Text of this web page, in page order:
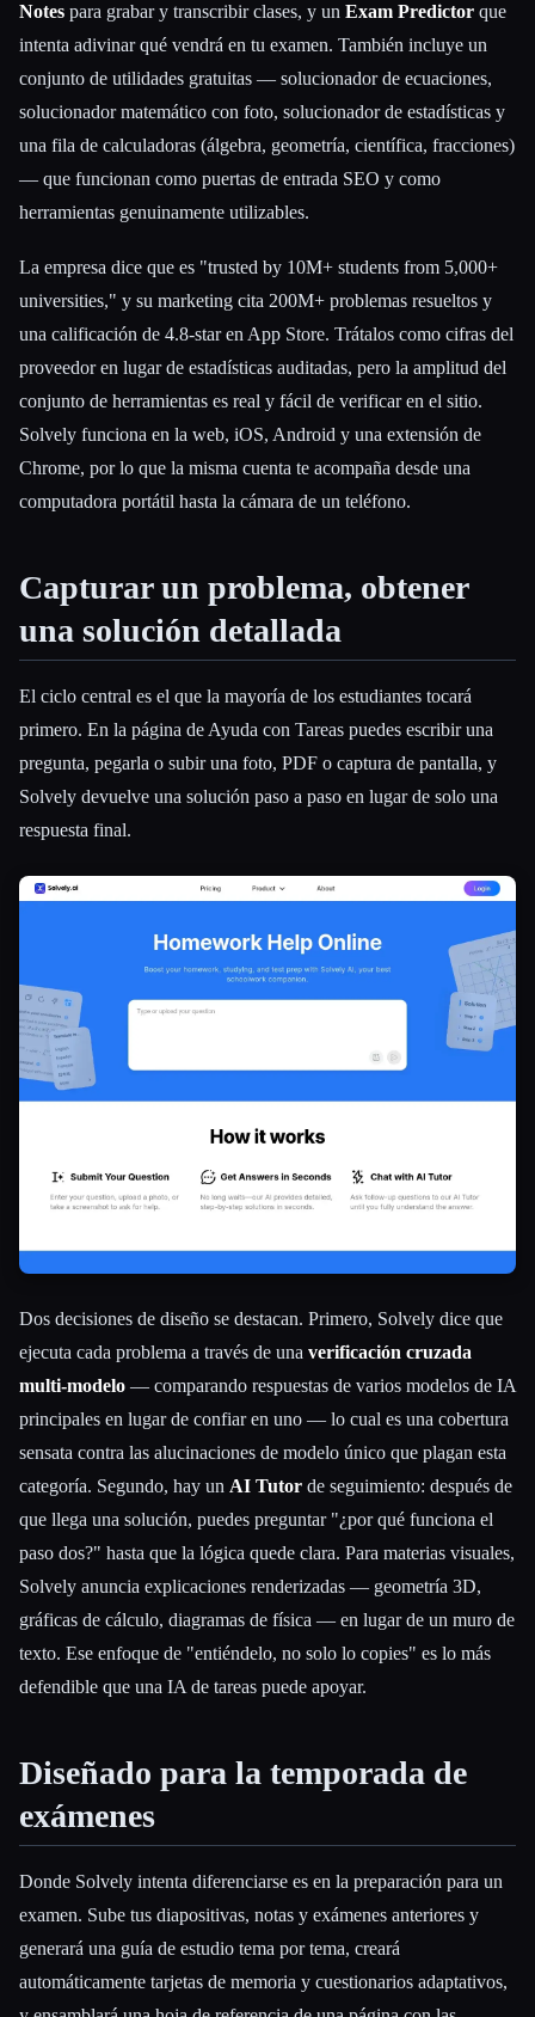
Notes para grabar y transcribir clases, y un Exam Predictor que
intenta adivinar qué vendrá en tu examen. También incluye un
conjunto de utilidades gratuitas — solucionador de ecuaciones,
solucionador matemático con foto, solucionador de estadísticas y
una fila de calculadoras (álgebra, geometría, científica, fracciones)
— que funcionan como puertas de entrada SEO y como
herramientas genuinamente utilizables.
La empresa dice que es "trusted by 10M+ students from 5,000+
universities," y su marketing cita 200M+ problemas resueltos y
una calificación de 4.8-star en App Store. Trátalos como cifras del
proveedor en lugar de estadísticas auditadas, pero la amplitud del
conjunto de herramientas es real y fácil de verificar en el sitio.
Solvely funciona en la web, iOS, Android y una extensión de
Chrome, por lo que la misma cuenta te acompaña desde una
computadora portátil hasta la cámara de un teléfono.
Capturar un problema, obtener
una solución detallada
El ciclo central es el que la mayoría de los estudiantes tocará
primero. En la página de Ayuda con Tareas puedes escribir una
pregunta, pegarla o subir una foto, PDF o captura de pantalla, y
Solvely devuelve una solución paso a paso en lugar de solo una
respuesta final.
Dos decisiones de diseño se destacan. Primero, Solvely dice que
ejecuta cada problema a través de una verificación cruzada
multi-modelo — comparando respuestas de varios modelos de IA
principales en lugar de confiar en uno — lo cual es una cobertura
sensata contra las alucinaciones de modelo único que plagan esta
categoría. Segundo, hay un AI Tutor de seguimiento: después de
que llega una solución, puedes preguntar "¿por qué funciona el
paso dos?" hasta que la lógica quede clara. Para materias visuales,
Solvely anuncia explicaciones renderizadas — geometría 3D,
gráficas de cálculo, diagramas de física — en lugar de un muro de
texto. Ese enfoque de "entiéndelo, no solo lo copies" es lo más
defendible que una IA de tareas puede apoyar.
Diseñado para la temporada de
exámenes
Donde Solvely intenta diferenciarse es en la preparación para un
examen. Sube tus diapositivas, notas y exámenes anteriores y
generará una guía de estudio tema por tema, creará
automáticamente tarjetas de memoria y cuestionarios adaptativos,